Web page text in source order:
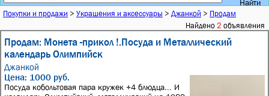
Покупки и продажи > Украшения и аксессуары > Джанкой > Продам
Найдено 2 объявления
Продам: Монета -прикол !.Посуда и Металлический
календарь Олимпийск
Джанкой
Цена: 1000 руб.
Посуда кобольтовая пара кружек +4 блюдца... И